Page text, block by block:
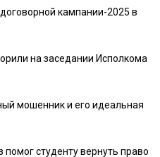
кампании-2025 в
на заседании Исполкома
мошенник и его идеальная
помог студенту вернуть право